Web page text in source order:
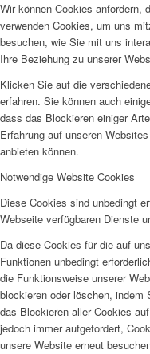
Wir können Cookies anfordern,
verwenden Cookies, um uns
besuchen, wie Sie mit uns
Ihre Beziehung zu unserer
Klicken Sie auf die
erfahren. Sie können auch
dass das Blockieren einiger
Erfahrung auf unseren
anbieten können.
Notwendige Website Cookies
Diese Cookies sind unbedingt
Webseite verfügbaren Dienste
Da diese Cookies für die auf
Funktionen unbedingt
die Funktionsweise unserer
blockieren oder löschen, indem
das Blockieren aller Cookies
jedoch immer aufgefordert,
unsere Website erneut